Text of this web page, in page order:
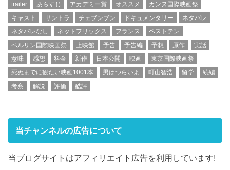
trailer
あらすじ アカデミー賞 オススメ
カンヌ国際映画祭
キャスト
サントラ チェブンブン ドキュメンタリー
ネタバレ
ネタバレなし
ネットフリックス フランス
ベストテン
ベルリン国際映画祭
上映館 予告 予告編 予想 原作
実話
意味
感想 料金 新作 日本公開 映画
東京国際映画祭
死ぬまでに観たい映画1001本
男はつらいよ 町山智浩 留学
続編
考察
解説 評価 酷評
当チャンネルの広告について
当ブログサイトはアフィリエイト広告を利用しています!